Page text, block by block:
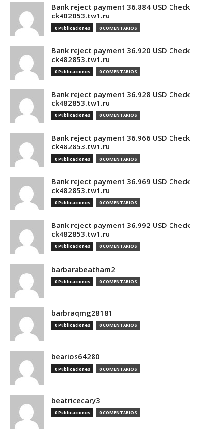
Bank reject payment 36.884 USD Check
ck482853.tw1.ru
0 Publicaciones 0 COMENTARIOS
Bank reject payment 36.920 USD Check
ck482853.tw1.ru
0 Publicaciones 0 COMENTARIOS
Bank reject payment 36.928 USD Check
ck482853.tw1.ru
0 Publicaciones 0 COMENTARIOS
Bank reject payment 36.966 USD Check
ck482853.tw1.ru
0 Publicaciones 0 COMENTARIOS
Bank reject payment 36.969 USD Check
ck482853.tw1.ru
0 Publicaciones 0 COMENTARIOS
Bank reject payment 36.992 USD Check
ck482853.tw1.ru
0 Publicaciones 0 COMENTARIOS
barbarabeatham2
0 Publicaciones 0 COMENTARIOS
barbraqmg28181
0 Publicaciones 0 COMENTARIOS
bearios64280
0 Publicaciones 0 COMENTARIOS
beatricecary3
0 Publicaciones 0 COMENTARIOS